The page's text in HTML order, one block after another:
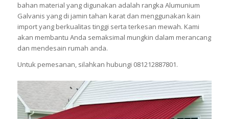
bahan material yang digunakan adalah rangka Alumunium
Galvanis yang di jamin tahan karat dan menggunakan kain
import yang berkualitas tinggi serta terkesan mewah. Kami
akan membantu Anda semaksimal mungkin dalam merancang
dan mendesain rumah anda.
Untuk pemesanan, silahkan hubungi 081212887801.